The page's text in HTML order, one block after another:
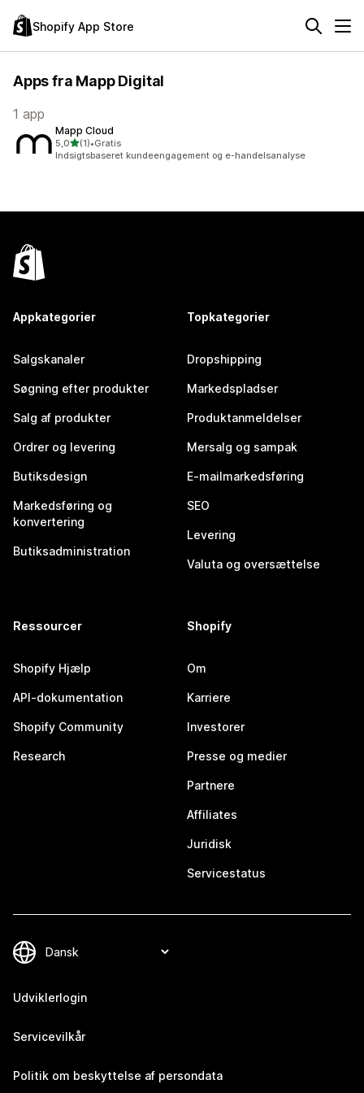
Shopify App Store
Apps fra Mapp Digital
1 app
Mapp Cloud
5,0ud af 5 stjerner
(1)
1 anmeldelser i alt
•Gratis
Indsigtsbaseret kundeengagement og e-handelsanalyse
Appkategorier
Salgskanaler
Søgning efter produkter
Salg af produkter
Ordrer og levering
Butiksdesign
Markedsføring og
konvertering
Butiksadministration
Topkategorier
Dropshipping
Markedspladser
Produktanmeldelser
Mersalg og sampak
E-mailmarkedsføring
SEO
Levering
Valuta og oversættelse
Ressourcer
Shopify Hjælp
API-dokumentation
Shopify Community
Research
Shopify
Om
Karriere
Investorer
Presse og medier
Partnere
Affiliates
Juridisk
Servicestatus
Udviklerlogin
Servicevilkår
Politik om beskyttelse af persondata